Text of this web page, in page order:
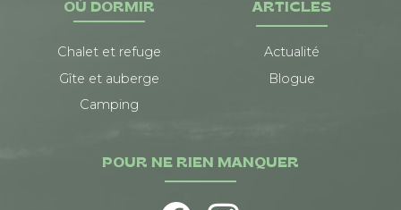
OÙ DORMIR
Chalet et refuge
Gîte et auberge
Camping
ARTICLES
Actualité
Blogue
POUR NE RIEN MANQUER